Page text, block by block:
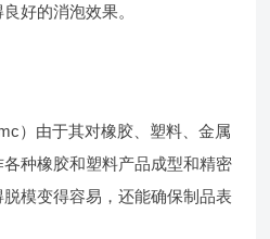
好的消泡效果。
）由于其对橡胶、塑料、金属
种橡胶和塑料产品成型和精密
模变得容易，还能确保制品表